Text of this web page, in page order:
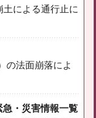
による通行止に
の法面崩落によ
急・災害情報一覧